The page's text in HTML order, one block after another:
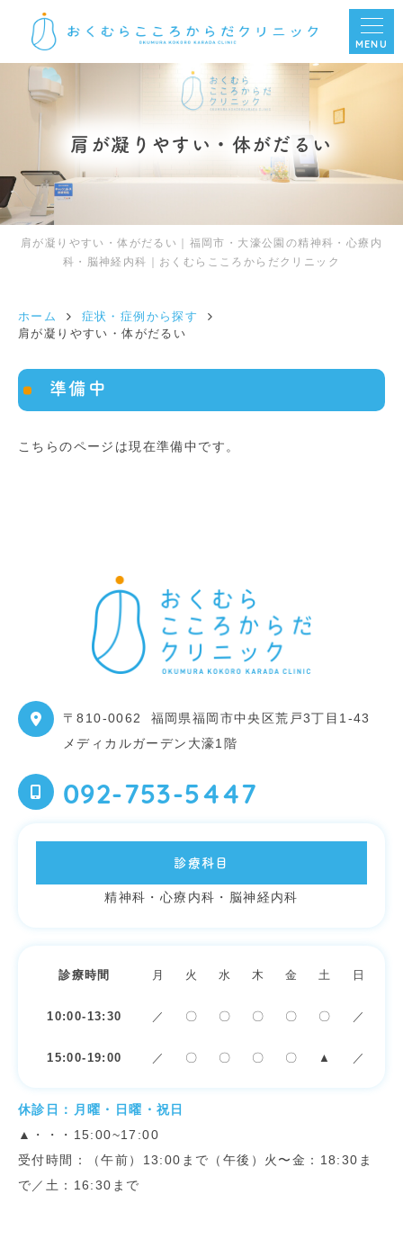
MENU
肩が凝りやすい・体がだるい
肩が凝りやすい・体がだるい｜福岡市・大濠公園の精神科・心療内
科・脳神経内科｜おくむらこころからだクリニック
ホーム
症状・症例から探す
肩が凝りやすい・体がだるい
準備中
こちらのページは現在準備中です。
〒810-0062
福岡県福岡市中央区荒戸3丁目1-43
メディカルガーデン大濠1階
092-753-5447
診療科目
精神科・心療内科・脳神経内科
診療時間 月 火 水 木 金 土 日
10:00-13:30 ／ 〇 〇 〇 〇 〇 ／
15:00-19:00 ／ 〇 〇 〇 〇 ▲ ／
休診日：月曜・日曜・祝日
▲・・・15:00~17:00
受付時間：（午前）13:00まで（午後）火〜金：18:30ま
で／土：16:30まで